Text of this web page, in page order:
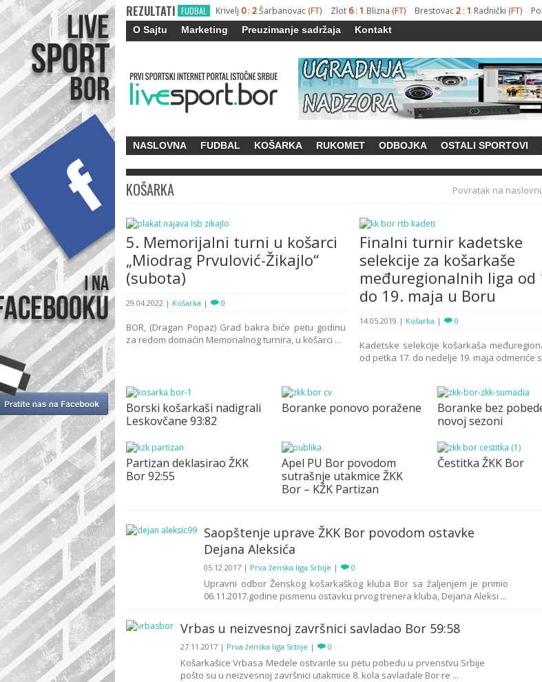
REZULTATI FUDBAL Krivelj 0: 2Šarbanovac (FT) Zlot 6: 1 Blizna (FT) Brestovac2 : 1 Radnički (FT)
O Sajtu Marketing Preuzimanje sadržaja Kontakt
NASLOVNA FUDBAL KOŠARKA RUKOMET ODBOJKA OSTALI SPORTOVI
KOŠARKA Povratak na
5. Memorijalni turni u košarci
„Miodrag Prvulović-Žikajlo“
(subota)
29.04.2022 | Košarka | 0
BOR, (Dragan Popaz) Grad bakra biće petu godinu
za redom domaćin Memorialnog turnira, u košarci ...
Finalni turnir kadetske
selekcije za košarkaše
međuregionalnih liga od
do 19. maja u Boru
14.05.2019 | Košarka | 0
Kadetske selekcije košarkaša
od petka 17. do nedelje 19. maja odmeriće
Borski košarkaši nadigrali
Leskovčane 93:82
Boranke ponovo poražene
Boranke bez
novoj sezoni
Partizan deklasirao ŽKK
Bor 92:55
Apel PU Bor povodom
sutrašnje utakmice ŽKK
Bor – KŽK Partizan
Čestitka ŽKK Bor
Saopštenje uprave ŽKK Bor povodom ostavke
Dejana Aleksića
05.12.2017 | Prva ženska liga Srbije | 0
Upravni odbor Ženskog košarkaškog kluba Bor sa žaljenjem je primio
06.11.2017.godine pismenu ostavku prvog trenera kluba, Dejana Aleksi ...
Vrbas u neizvesnoj završnici savladao Bor 59:58
27.11.2017 | Prva ženska liga Srbije | 0
Košarkašice Vrbasa Medele ostvarile su petu pobedu u prvenstvu Srbije
pošto su u neizvesnoj završnici utakmice 8. kola savladale Bor re ...